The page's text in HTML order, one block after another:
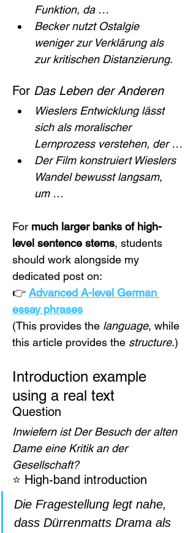
Funktion, da …
Becker nutzt Ostalgie
weniger zur Verklärung als
zur kritischen Distanzierung.
For Das Leben der Anderen
Wieslers Entwicklung lässt
sich als moralischer
Lernprozess verstehen, der …
Der Film konstruiert Wieslers
Wandel bewusst langsam,
um …
For much larger banks of high-
level sentence stems, students
should work alongside my
dedicated post on:
👉 Advanced A-level German
essay phrases
(This provides the language, while
this article provides the structure.)
Introduction example
using a real text
Question
Inwiefern ist Der Besuch der alten
Dame eine Kritik an der
Gesellschaft?
⭐ High-band introduction
Die Fragestellung legt nahe,
dass Dürrenmatts Drama als